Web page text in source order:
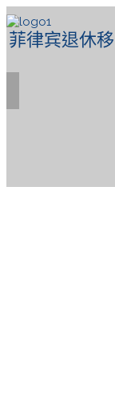
菲律宾退休